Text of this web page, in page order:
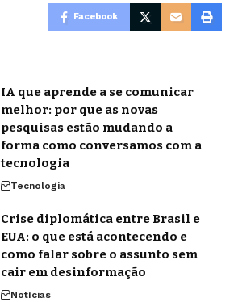
Facebook
IA que aprende a se comunicar
melhor: por que as novas
pesquisas estão mudando a
forma como conversamos com a
tecnologia
Tecnologia
Crise diplomática entre Brasil e
EUA: o que está acontecendo e
como falar sobre o assunto sem
cair em desinformação
Notícias